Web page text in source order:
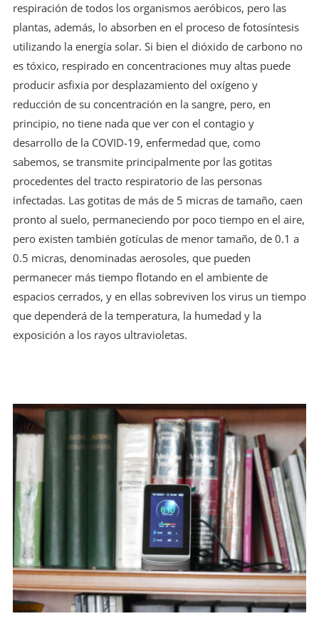
respiración de todos los organismos aeróbicos, pero las
plantas, además, lo absorben en el proceso de fotosíntesis
utilizando la energía solar. Si bien el dióxido de carbono no
es tóxico, respirado en concentraciones muy altas puede
producir asfixia por desplazamiento del oxígeno y
reducción de su concentración en la sangre, pero, en
principio, no tiene nada que ver con el contagio y
desarrollo de la COVID-19, enfermedad que, como
sabemos, se transmite principalmente por las gotitas
procedentes del tracto respiratorio de las personas
infectadas. Las gotitas de más de 5 micras de tamaño, caen
pronto al suelo, permaneciendo por poco tiempo en el aire,
pero existen también gotículas de menor tamaño, de 0.1 a
0.5 micras, denominadas aerosoles, que pueden
permanecer más tiempo flotando en el ambiente de
espacios cerrados, y en ellas sobreviven los virus un tiempo
que dependerá de la temperatura, la humedad y la
exposición a los rayos ultravioletas.